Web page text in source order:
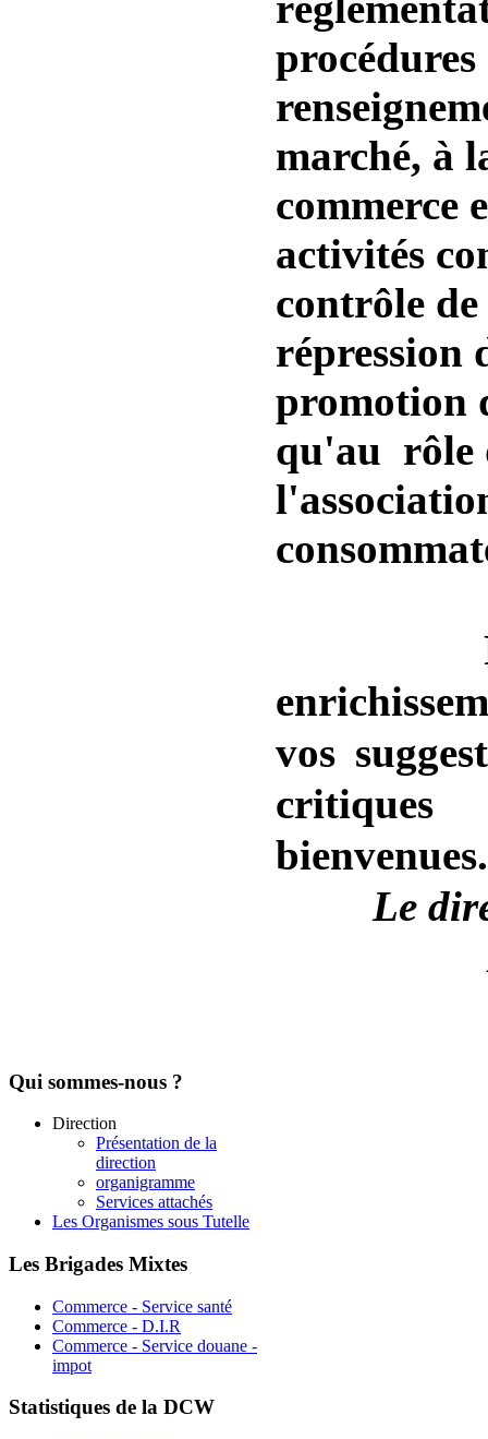
marché, à
commerce
activités
contrôle
répression
promotion
qu'au rôle
Pour
vos
bienvenues.
Le
Qui sommes-nous ?
Direction
Présentation de la
direction
organigramme
Services attachés
Les Organismes sous Tutelle
Les Brigades Mixtes
Commerce - Service santé
Commerce - D.I.R
Commerce - Service douane -
impot
Statistiques de la DCW